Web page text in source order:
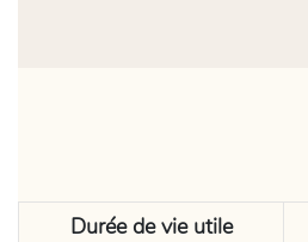
Durée de vie utile